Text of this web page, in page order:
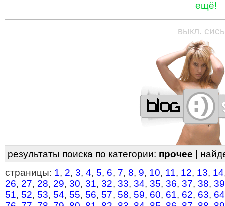
ещё!
—————————————————
выкл.
результаты поиска по категории: прочее |
страницы: 1, 2, 3, 4, 5, 6, 7, 8, 9, 10, 11, 12, 13, 14
26, 27, 28, 29, 30, 31, 32, 33, 34, 35, 36, 37, 38, 39
51, 52, 53, 54, 55, 56, 57, 58, 59, 60, 61, 62, 63, 64